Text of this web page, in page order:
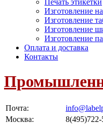
Печать этикетки
Изготовление
Изготовление
Изготовление
Изготовление
Оплата и доставка
Контакты
Почта:
Москва: